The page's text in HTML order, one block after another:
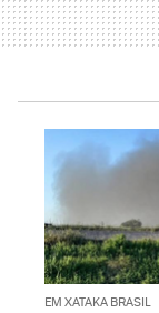
EM XATAKA BRASIL